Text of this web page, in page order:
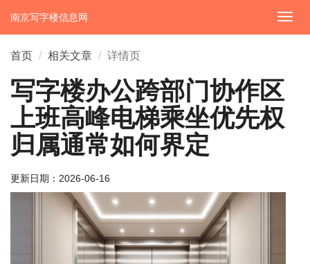
切
换
南京写字楼信息网
首页 相关文章 详情页
写字楼办公跨部门协作区
上班高峰电梯乘坐优先权
归属通常如何界定
更新日期： 2026-06-16